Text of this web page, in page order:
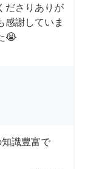
ださりありが
感謝していま
😭
識豊富で